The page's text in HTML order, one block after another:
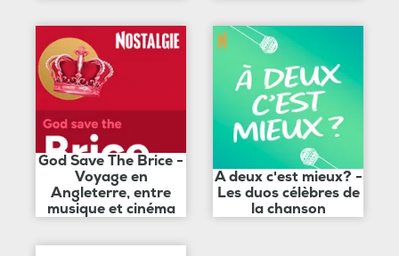
God Save The Brice -
Voyage en
Angleterre, entre
musique et cinéma
A deux c'est mieux? -
Les duos célèbres de
la chanson